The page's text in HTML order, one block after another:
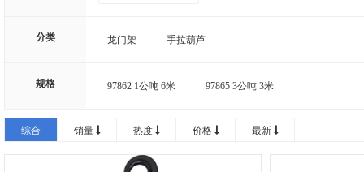
分类 龙门架 手拉葫芦
规格 97862 1公吨 6米 97865 3公吨 3米
综合 销量 热度 价格 最新